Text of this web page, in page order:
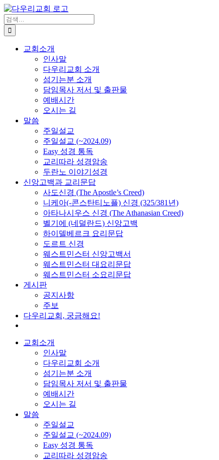
Skip
to
content
검
색
...
교회소개
인사말
다우리교회 소개
섬기는분 소개
담임목사 저서 및 출판물
예배시간
오시는 길
말씀
주일설교
주일설교 (~2024.09)
Easy 성경 통독
교리따라 성경암송
두란노 이야기성경
신앙고백과 교리문답
사도신경 (The Apostle’s Creed)
니케아(-콘스탄티노플) 신경 (325/381년)
아타나시우스 신경 (The Athanasian Creed)
벨기에 (네덜란드) 신앙고백
하이델베르크 요리문답
도르트 신경
웨스트민스터 신앙고백서
웨스트민스터 대요리문답
웨스트민스터 소요리문답
게시판
공지사항
주보
다우리교회, 궁금해요!
교회소개
인사말
다우리교회 소개
섬기는분 소개
담임목사 저서 및 출판물
예배시간
오시는 길
말씀
주일설교
주일설교 (~2024.09)
Easy 성경 통독
교리따라 성경암송